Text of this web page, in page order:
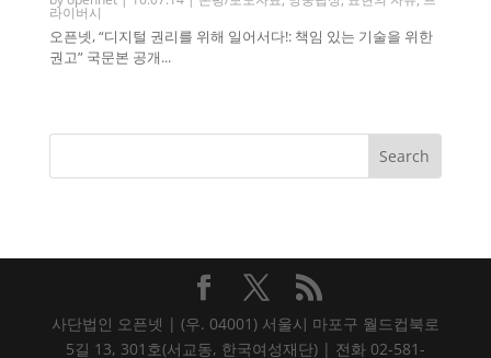
라이버시
오픈넷, “디지털 권리를 위해 일어서다!: 책임 있는 기술을 위한
권고” 국문본 공개...
사단법인 오픈넷 | (우. 04001) 서울시 마포구 월드컵북로
5길 13, 301호(서교동, 한국여성재단) | 전화 02-581-